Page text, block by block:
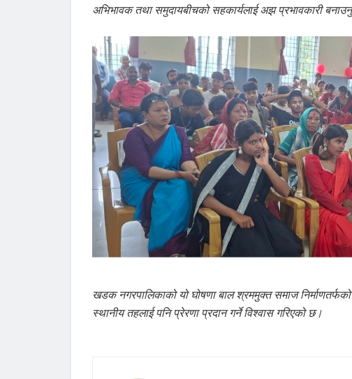
अभिभावक तथा समुदायबीचको सहकार्यलाई अझ प्रभावकारी
खडक नगरपालिकाको यो घोषणा बाल श्रममुक्त समाज
स्थानीय तहलाई पनि प्रेरणा प्रदान गर्ने विश्वास गरिएको छ।